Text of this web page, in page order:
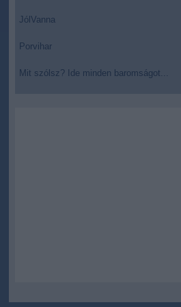
JólVanna
Porvihar
Mit szólsz? Ide minden baromságot...